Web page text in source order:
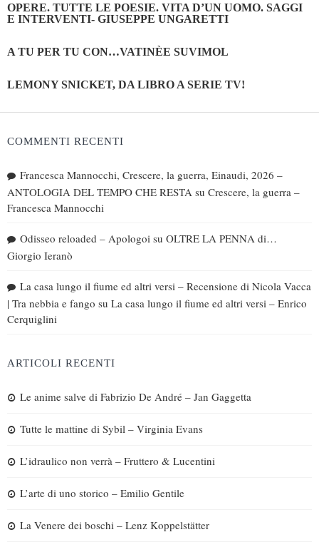
OPERE. TUTTE LE POESIE. VITA D’UN UOMO. SAGGI
E INTERVENTI- GIUSEPPE UNGARETTI
A TU PER TU CON…VATINÈE SUVIMOL
LEMONY SNICKET, DA LIBRO A SERIE TV!
COMMENTI RECENTI
Francesca Mannocchi, Crescere, la guerra, Einaudi, 2026 –
ANTOLOGIA DEL TEMPO CHE RESTA su Crescere, la guerra –
Francesca Mannocchi
Odisseo reloaded – Apologoi su OLTRE LA PENNA di…
Giorgio Ieranò
La casa lungo il fiume ed altri versi – Recensione di Nicola Vacca
| Tra nebbia e fango su La casa lungo il fiume ed altri versi – Enrico
Cerquiglini
ARTICOLI RECENTI
Le anime salve di Fabrizio De André – Jan Gaggetta
Tutte le mattine di Sybil – Virginia Evans
L’idraulico non verrà – Fruttero & Lucentini
L’arte di uno storico – Emilio Gentile
La Venere dei boschi – Lenz Koppelstätter